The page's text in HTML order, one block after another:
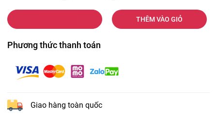
THÊM VÀO GIỎ
Phương thức thanh toán
Giao hàng toàn quốc